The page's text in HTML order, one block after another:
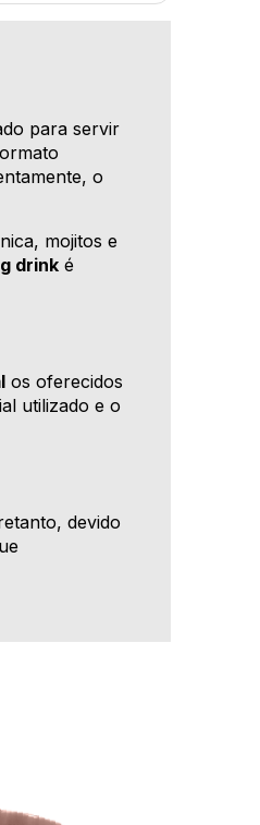
para servir
o
mojitos e
drink é
os oferecidos
utilizado e o
devido